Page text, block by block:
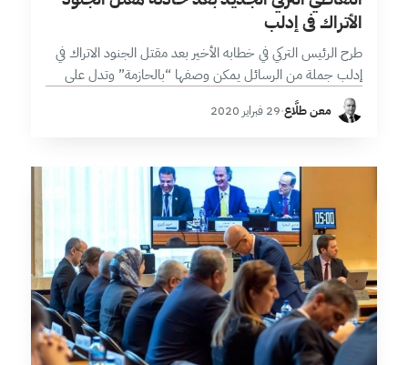
الأتراك في إدلب
طرح الرئيس التركي في خطابه الأخير بعد مقتل الجنود الاتراك في
إدلب جملة من الرسائل يمكن وصفها “بالحازمة” وتدل على
توجه جديد للتعاطي التركي في سورية على رأسها “تغيير قواعد…
معن طلَّاع·29 فبراير 2020